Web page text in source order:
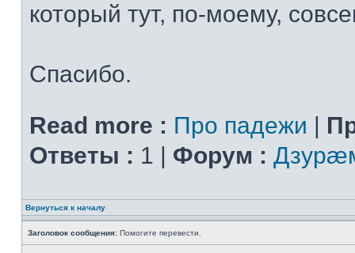
который тут, по-моему,
Спасибо.
Read more : Про падежи |
Ответы : 1 | Форум :
Вернуться к началу
Заголовок сообщения: Помогите перевести.